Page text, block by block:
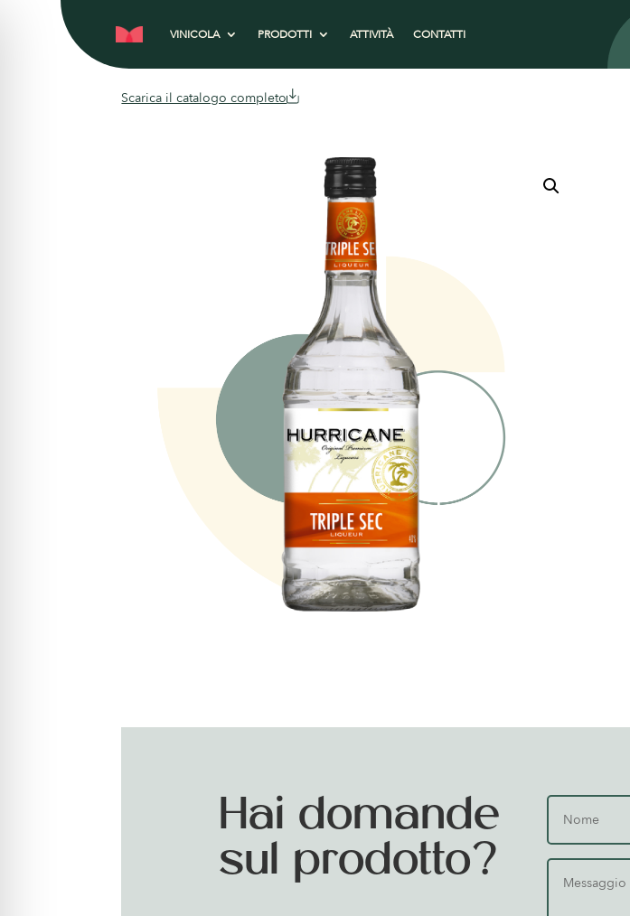
VINICOLA PRODOTTI ATTIVITÀ CONTATTI
Scarica il catalogo completo
Hai domande
sul prodotto?